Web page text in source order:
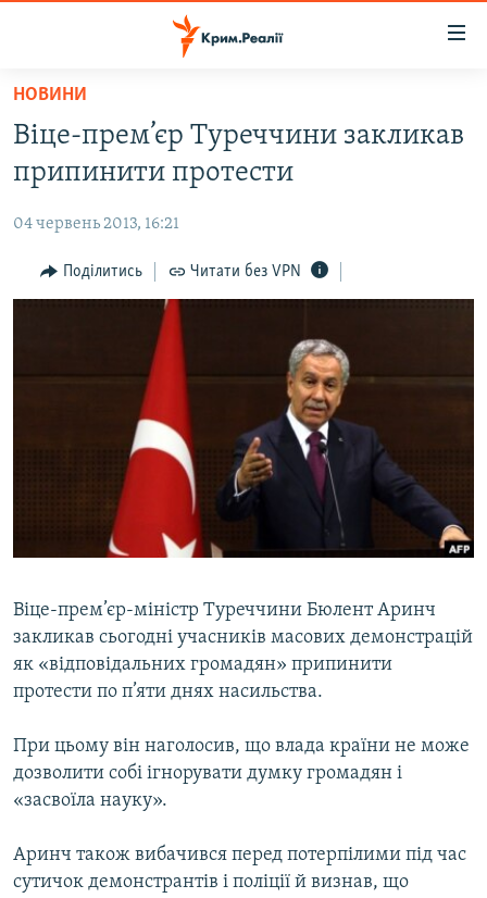
Перейти
основного
матеріалу
Перейти
до
навігації
Перейти
ВОДА.КРИМ
ВІДЕО ТА ФОТО
ПОЛІТИКА
БЛОГИ
СПЕЦПРОЕКТИ
ВІДЕОУРОКИ «ELIFBE»
СВІДЧЕННЯ ОКУПАЦІЇ
ІНФОГРАФІКА
ЯК ОБІЙТИ БЛОКУВАННЯ
Qırımtatar
ДОЛУЧАЙСЯ!
НОВИНИ
Віце-прем’єр Туреччини закликав
припинити протести
04 червень 2013, 16:21
Поділитись Читати без VPN
Віце-прем’єр-міністр Туреччини Бюлент Аринч
закликав сьогодні учасників масових демонстрацій
як «відповідальних громадян» припинити
протести по п’яти днях насильства.
При цьому він наголосив, що влада країни не може
дозволити собі ігнорувати думку громадян і
«засвоїла науку».
Аринч також вибачився перед потерпілими під час
сутичок демонстрантів і поліції й визнав, що